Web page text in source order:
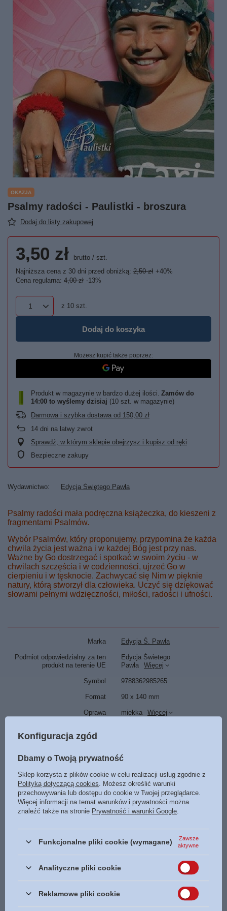
OKAZJA
Psalmy radości - Paulistki - broszura
Dodaj do listy zakupowej
3,50 zł brutto / szt.
Najniższa cena z 30 dni przed obniżką: 2,50 zł +40%
Cena regularna: 4,00 zł -13%
z 10 szt.
Dodaj do koszyka
Możesz kupić także poprzez:
Produkt w magazynie w bardzo dużej ilości Zamów do
14:00 to wyślemy dzisiaj (10 szt. w magazynie)
Darmowa i szybka dostawa od 150,00 zł
14 dni na łatwy zwrot
Sprawdź, w którym sklepie obejrzysz i kupisz od ręki
Bezpieczne zakupy
Wydawnictwo Edycja Świętego Pawła
Psalmy radości mała podręczna książeczka, do kieszeni z
fragmentami Psalmów.
Wybór Psalmów, który proponujemy, przypomina że każda
chwila życia jest ważna i w każdej Bóg jest przy nas.
Ważne by Go dostrzegać i spotkać w swoim życiu - w
chwilach szczęścia i w codzienności, ujrzeć Go w
cierpieniu i w tęsknocie. Zachwycać się Nim w pięknie
natury, którą stworzył dla człowieka. Uczyć się dziękować
słowami pełnymi wdzięczności, miłości, radości i ufności.
Marka Edycja Ś. Pawła
Podmiot odpowiedzialny za ten
produkt na terenie UE
Edycja Świetego
Pawła
Więcej
Symbol 9788362985265
Format 90 x 140 mm
Oprawa miękka Więcej
Język polski
POLECAMY
1,00 zł
punktów
Zakładka 3 do książki - Codziennie budzę się
1,00 zł
szt.
Konfiguracja zgód
Dbamy o Twoją prywatność
Sklep korzysta z plików cookie w celu realizacji usług zgodnie z
Polityką dotyczącą cookies . Możesz określić warunki
przechowywania lub dostępu do cookie w Twojej przeglądarce.
Więcej informacji na temat warunków i prywatności można
znaleźć także na stronie Prywatność i warunki Google
Funkcjonalne pliki cookie (wymagane)
Zawsze
aktywne
Analityczne pliki cookie
Reklamowe pliki cookie